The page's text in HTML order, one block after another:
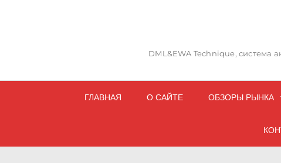
DML&EWA Technique, система
ГЛАВНАЯ О САЙТЕ ОБЗОРЫ РЫНКА